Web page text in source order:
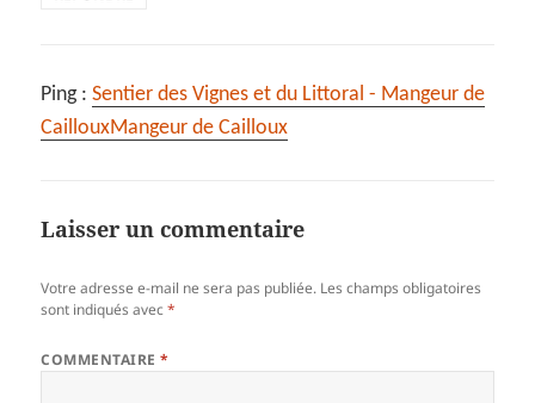
Ping :Sentier des Vignes et du Littoral - Mangeur de
CaillouxMangeur de Cailloux
Laisser un commentaire
Votre adresse e-mail ne sera pas publiée. Les champs obligatoires
sont indiqués avec*
COMMENTAIRE*